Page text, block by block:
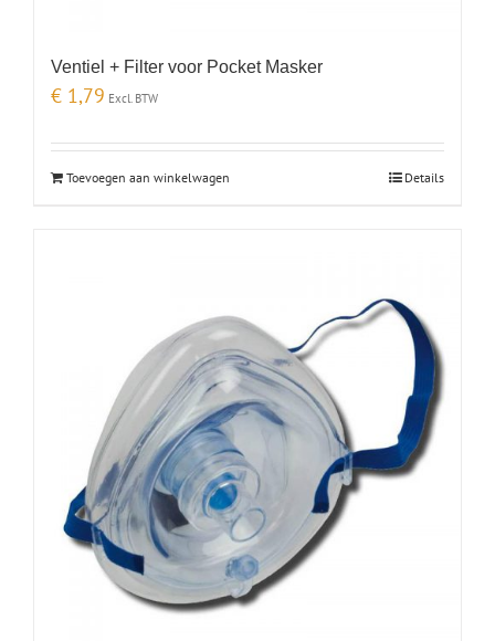
Ventiel + Filter voor Pocket Masker
€ 1,79 Excl. BTW
Toevoegen aan winkelwagen Details